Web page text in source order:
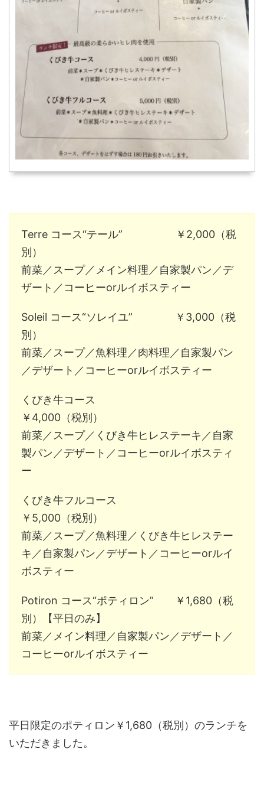
Terre コース“テール” ￥2,000（税
別）
前菜／スープ／メイン料理／自家製パン／デ
ザート／コーヒーorルイボスティー
Soleil コース“ソレイユ” ￥3,000（税
別）
前菜／スープ／魚料理／肉料理／自家製パン
／デザート／コーヒーorルイボスティー
くびき牛コース
￥4,000（税別）
前菜／スープ／くびき牛ヒレステーキ／自家
製パン／デザート／コーヒーorルイボスティ
ー
くびき牛フルコース
￥5,000（税別）
前菜／スープ／魚料理／くびき牛ヒレステー
キ／自家製パン／デザート／コーヒーorルイ
ボスティー
Potiron コース“ポティロン” ￥1,680（税
別）【平日のみ】
前菜／メイン料理／自家製パン／デザート／
コーヒーorルイボスティー
平日限定のポティロン￥1,680（税別）のランチを
いただきました。